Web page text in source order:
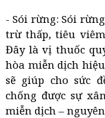
- Sói rừng: Sói
trừ thấp, tiêu
Đây là vị thuốc
hòa miễn dịch
sẽ giúp cho sức
chống được sự
miễn dịch –